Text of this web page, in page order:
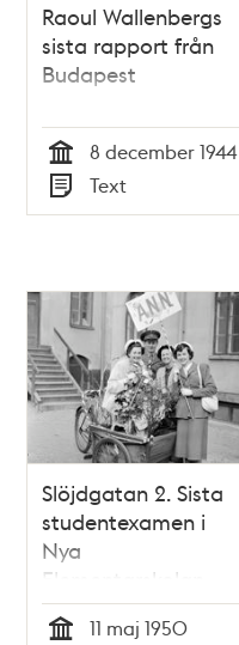
Raoul Wallenbergs
sista rapport från
Budapest
Tid
8 december 1944
Typ
Text
Slöjdgatan 2. Sista
studentexamen i
Nya
Elementarskolan
11 maj 1950